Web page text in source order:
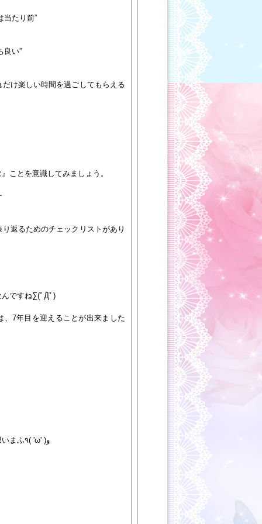
当たり前”
良い”
け楽しい時間を過ごしてもらえる
ことを意識してみましょう。
返るためのチェックリストがあり
んですね∑(ﾟДﾟ)
7年目を迎えることが出来ました
業界の壁をブチ破り続けたいと思いまふ٩( 'ω' )و